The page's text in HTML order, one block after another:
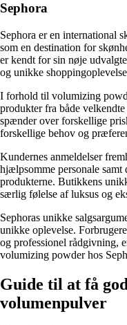
Sephora
Sephora er en international
som en destination for
er kendt for sin nøje
og unikke
I forhold til volumizing
produkter fra både
spænder over forskellige
forskellige behov og
Kundernes anmeldelser
hjælpsomme personale samt
produkterne. Butikkens
særlig følelse af luksus og
Sephoras unikke
unikke oplevelse.
og professionel rådgivning,
volumizing powder hos
Guide til at få
volumenpulver